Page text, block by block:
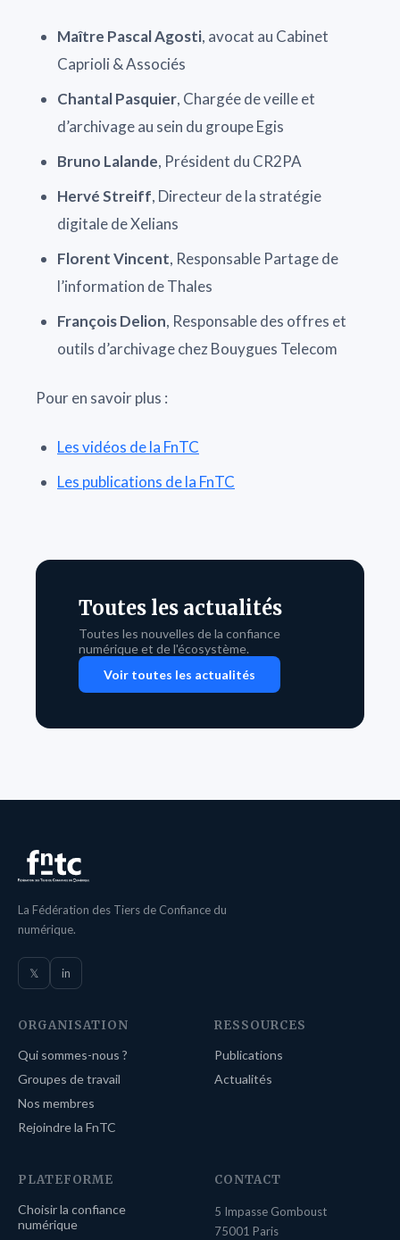
Maître Pascal Agosti, avocat au Cabinet
Caprioli & Associés
Chantal Pasquier, Chargée de veille et
d’archivage au sein du groupe Egis
Bruno Lalande, Président du CR2PA
Hervé Streiff, Directeur de la stratégie
digitale de Xelians
Florent Vincent, Responsable Partage de
l’information de Thales
François Delion, Responsable des offres et
outils d’archivage chez Bouygues Telecom
Pour en savoir plus :
Les vidéos de la FnTC
Les publications de la FnTC
Toutes les actualités
Toutes les nouvelles de la confiance
numérique et de l'écosystème.
Voir toutes les actualités
La Fédération des Tiers de Confiance du
numérique.
𝕏 in
ORGANISATION
Qui sommes-nous ?
Groupes de travail
Nos membres
Rejoindre la FnTC
RESSOURCES
Publications
Actualités
PLATEFORME
Choisir la confiance
numérique
CONTACT
5 Impasse Gomboust
75001 Paris